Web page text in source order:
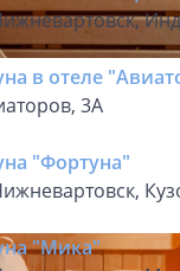
в отеле
3А
"Фортуна"
"Мика"